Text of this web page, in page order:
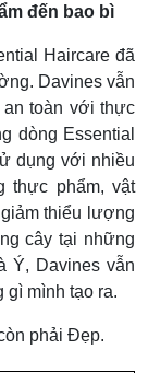
đến bao bì
Haircare đã
Davines vẫn
toàn với thực
dòng Essential
dụng với nhiều
thực phẩm, vật
thiểu lượng
cây tại những
Ý, Davines vẫn
gì mình tạo ra.
phải Đẹp.